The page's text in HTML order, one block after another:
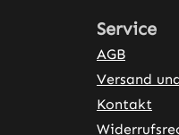
Service
AGB
Versand
Kontakt